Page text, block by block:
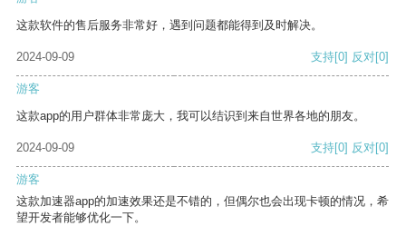
这款软件的售后服务非常好，遇到问题都能得到及时解决。
2024-09-09 支持[0] 反对[0]
游客
这款app的用户群体非常庞大，我可以结识到来自世界各地的朋友。
2024-09-09 支持[0] 反对[0]
游客
这款加速器app的加速效果还是不错的，但偶尔也会出现卡顿的情况，希
望开发者能够优化一下。